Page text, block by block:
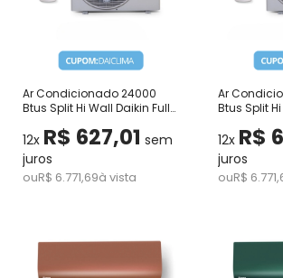
Ar Condicionado 24000
Btus Split Hi Wall Daikin Full
Frio 220V
12x R$ 627,01 sem
juros
ouR$ 6.771,69à vista
Ar
Btus Split
Frio 220V
12x R$
juros
ouR$